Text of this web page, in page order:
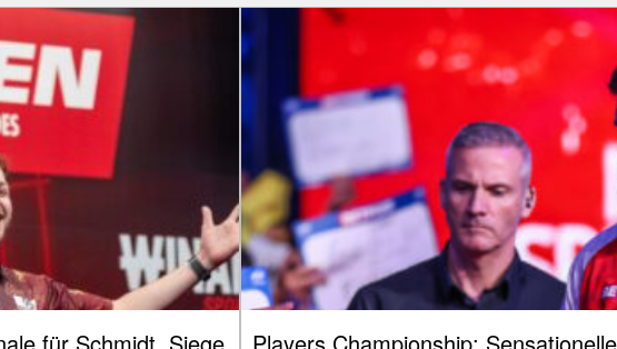
für Schmidt, Siege Players Championship: